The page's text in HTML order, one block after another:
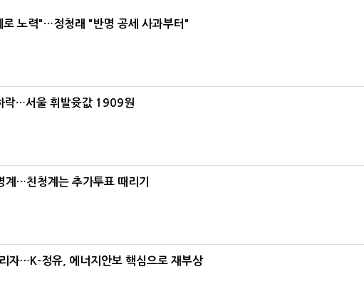
로 노력"…정청래 "반명 공세 사과부터"
락…서울 휘발윳값 1909원
계…친청계는 추가투표 때리기
자…K-정유, 에너지안보 핵심으로 재부상